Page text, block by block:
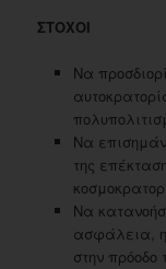
ΣΤΟΧΟΙ
Να
Να
της
Να
ασφάλεια, η
στην πρόοδο